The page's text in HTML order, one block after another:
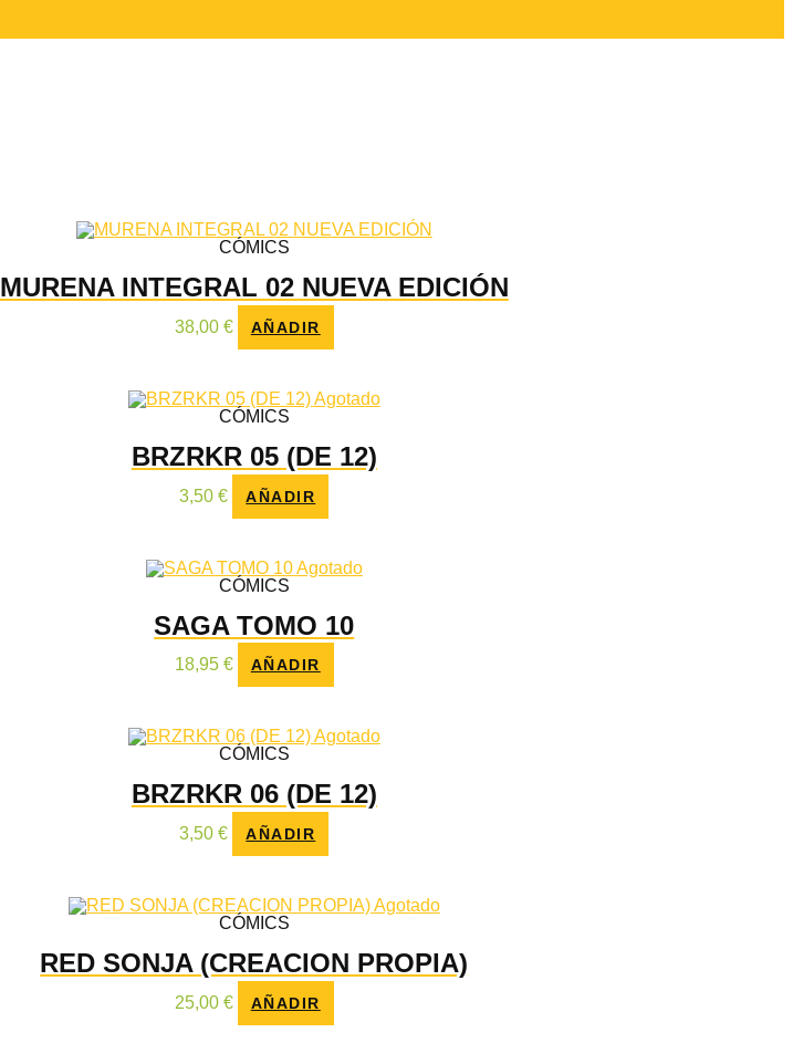
CÓMICS
MURENA INTEGRAL 02 NUEVA EDICIÓN
38,00 € AÑADIR
Agotado
CÓMICS
BRZRKR 05 (DE 12)
3,50€ AÑADIR
Agotado
CÓMICS
SAGA TOMO 10
18,95 € AÑADIR
Agotado
CÓMICS
BRZRKR 06 (DE 12)
3,50€ AÑADIR
Agotado
CÓMICS
RED SONJA (CREACION PROPIA)
25,00 € AÑADIR